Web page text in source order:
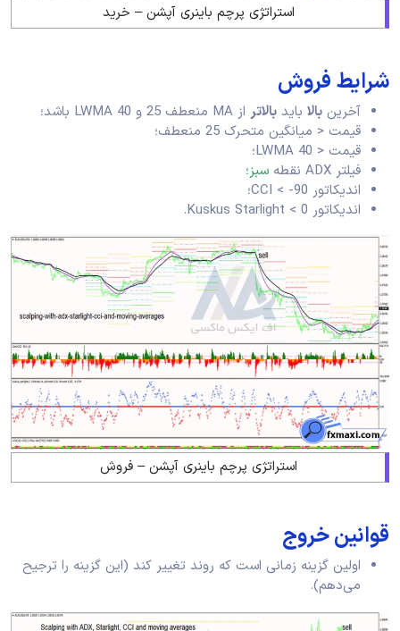
استراتژی پرچم باینری آپشن – خرید
شرایط فروش
آخرین بالا باید بالاتر از MA منعطف 25 و LWMA 40 باشد؛
قیمت < میانگین متحرک 25 منعطف؛
قیمت < LWMA 40؛
فیلتر ADX نقطه
سبز؛
اندیکاتور CCI < -90؛
اندیکاتور Kuskus Starlight < 0.
استراتژی پرچم باینری آپشن – فروش
قوانین خروج
اولین گزینه زمانی است که روند تغییر کند (این گزینه را ترجیح
می‌دهم).